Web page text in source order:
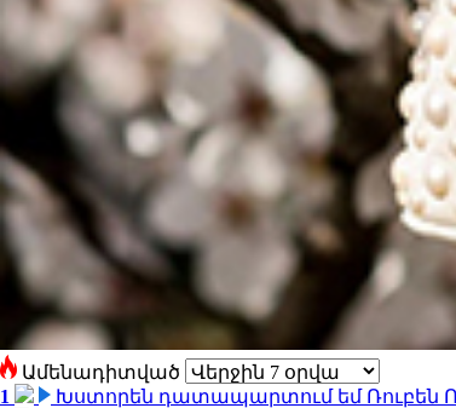
Ամենադիտված
1
Խստորեն դատապարտում եմ Ռուբեն